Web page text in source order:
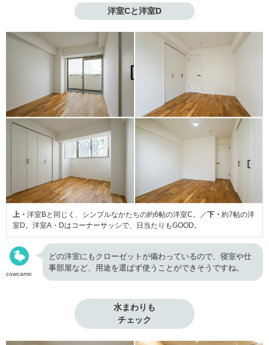
洋室Cと洋室D
上・ 洋室Bと同じく、シンプルなかたちの約6帖の洋室C。／下・ 約7帖の洋
室D。洋室A・Dはコーナーサッシで、日当たりもGOOD。
cowcamo
どの洋室にもクローゼットが備わっているので、寝室や仕
事部屋など、用途を選ばず使うことができそうですね。
水まわりも
チェック